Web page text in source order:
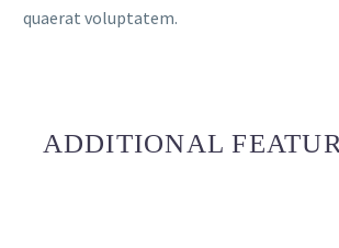
quaerat voluptatem.
ADDITIONAL